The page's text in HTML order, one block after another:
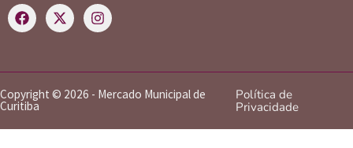
Copyright © 2026 - Mercado Municipal de
Curitiba
Política de
Privacidade